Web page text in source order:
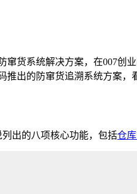
货系统解决方案，在007
出的防窜货追溯系统方案
出的八项核心功能，包括仓